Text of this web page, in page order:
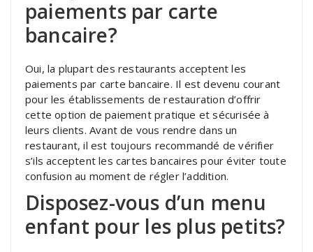
paiements par carte
bancaire?
Oui, la plupart des restaurants acceptent les
paiements par carte bancaire. Il est devenu courant
pour les établissements de restauration d’offrir
cette option de paiement pratique et sécurisée à
leurs clients. Avant de vous rendre dans un
restaurant, il est toujours recommandé de vérifier
s’ils acceptent les cartes bancaires pour éviter toute
confusion au moment de régler l’addition.
Disposez-vous d’un menu
enfant pour les plus petits?